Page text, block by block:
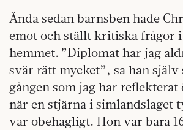
Ända sedan barnsben hade
emot och ställt kritiska frågor
hemmet. ”Diplomat har jag
svär rätt mycket”, sa han själv
gången som jag har reflekterat
när en stjärna i simlandslaget
var obehagligt. Hon var bara